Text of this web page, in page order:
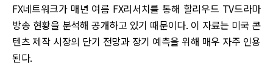
FX네트워크가 매년 여름 FX리서치를 통해 할리우드 TV드라마
방송 현황을 분석해 공개하고 있기 때문이다. 이 자료는 미국 콘
텐츠 제작 시장의 단기 전망과 장기 예측을 위해 매우 자주 인용
된다.